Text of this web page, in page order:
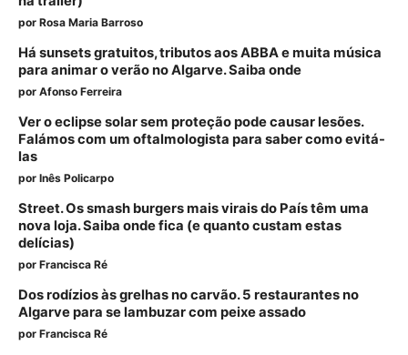
por Rosa Maria Barroso
Há sunsets gratuitos, tributos aos ABBA e muita música
para animar o verão no Algarve. Saiba onde
por Afonso Ferreira
Ver o eclipse solar sem proteção pode causar lesões.
Falámos com um oftalmologista para saber como evitá-
las
por Inês Policarpo
Street. Os smash burgers mais virais do País têm uma
nova loja. Saiba onde fica (e quanto custam estas
delícias)
por Francisca Ré
Dos rodízios às grelhas no carvão. 5 restaurantes no
Algarve para se lambuzar com peixe assado
por Francisca Ré